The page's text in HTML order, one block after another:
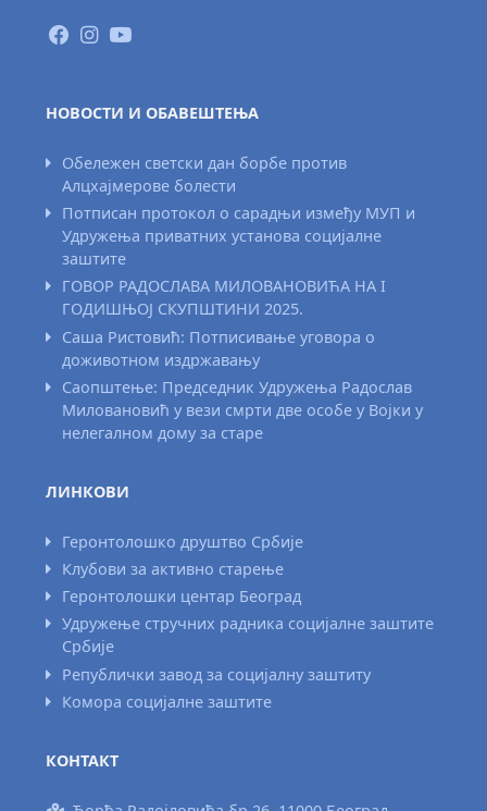
НОВОСТИ И ОБАВЕШТЕЊА
Обележен светски дан борбе против
Алцхајмерове болести
Потписан протокол о сарадњи између МУП и
Удружења приватних установа социјалне
заштите
ГОВОР РАДОСЛАВА МИЛОВАНОВИЋА НА I
ГОДИШЊОЈ СКУПШТИНИ 2025.
Саша Ристовић: Потписивање уговора о
доживотном издржавању
Саопштење: Председник Удружења Радослав
Миловановић у вези смрти две особе у Војки у
нелегалном дому за старе
ЛИНКОВИ
Геронтолошко друштво Србије
Клубови за активно старење
Геронтолошки центар Београд
Удружење стручних радника социјалне заштите
Србије
Републички завод за социјалну заштиту
Комора социјалне заштите
КОНТАКТ